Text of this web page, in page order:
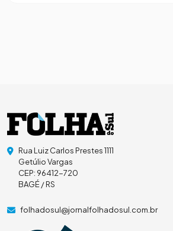
Rua Luiz Carlos Prestes 1111
Getúlio Vargas
CEP: 96412-720
BAGÉ / RS
folhadosul@jornalfolhadosul.com.br